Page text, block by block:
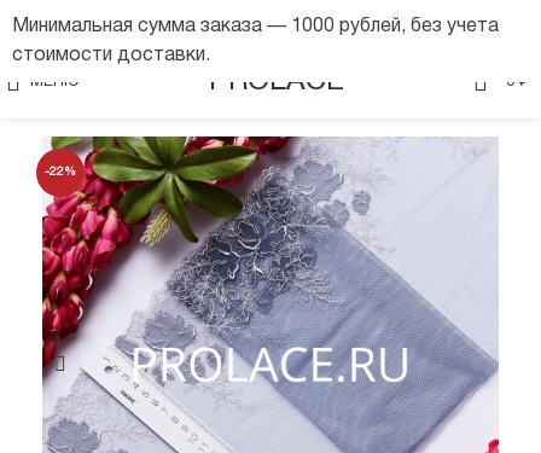
МЕНЮ PROLACE 0 ₽
-22%
Минимальная сумма заказа — 1000 рублей, без учета
стоимости доставки.